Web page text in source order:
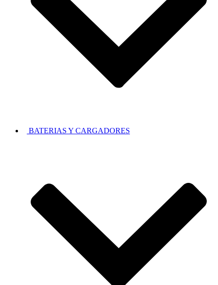
BATERIAS Y CARGADORES